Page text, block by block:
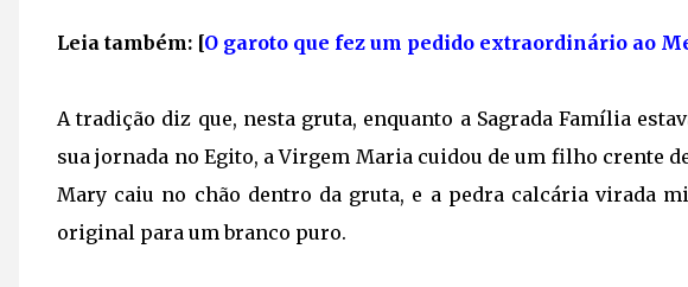
Leia também: [O garoto que fez um pedido extraordinário ao
A tradição diz que, nesta gruta, enquanto a Sagrada Família
sua jornada no Egito, a Virgem Maria cuidou de um filho crente
Mary caiu no chão dentro da gruta, e a pedra calcária virada
original para um branco puro.